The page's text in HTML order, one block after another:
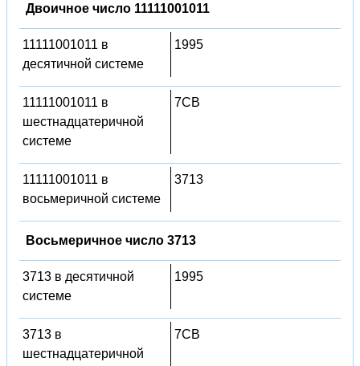
Двоичное число 11111001011
11111001011 в
десятичной системе
1995
11111001011 в
шестнадцатеричной
системе
7CB
11111001011 в
восьмеричной системе
3713
Восьмеричное число 3713
3713 в десятичной
системе
1995
3713 в
шестнадцатеричной
7CB